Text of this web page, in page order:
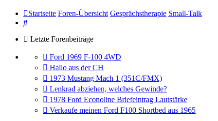
Startseite Foren-Übersicht Gesprächstherapie Small-Talk
Suche
Letzte Forenbeiträge
Gehe
zum
letzten
Beitrag
Ford 1969 F-100 4WD
Gehe
zum
letzten
Beitrag
Hallo aus der CH
Gehe
zum
letzten
Beitrag
1973 Mustang Mach 1 (351C/FMX)
Gehe
zum
letzten
Beitrag
Lenkrad abziehen, welches Gewinde?
Gehe
zum
letzten
1978 Ford Econoline Briefeintrag Lautstärke
Gehe
Verkaufe meinen Ford F100 Shortbed aus 1965